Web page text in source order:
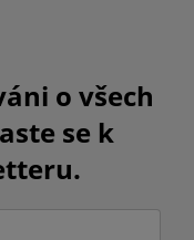
o všech
se k